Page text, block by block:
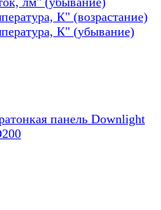
К" (возрастание)
К" (убывание)
панель Downlight